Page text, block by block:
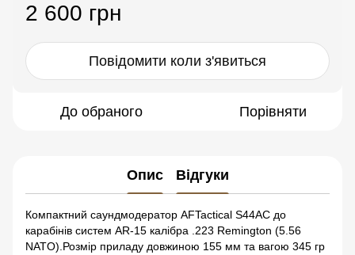
2 600 грн
Повідомити коли з'явиться
До обраного Порівняти
Опис Відгуки
Компактний саундмодератор AFTactical S44AС до
карабінів систем AR-15 калібра .223 Remington (5.56
NATO). Розмір приладу довжиною 155 мм та вагою 345 гр